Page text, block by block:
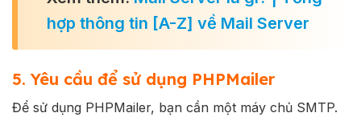
hợp thông tin [A-Z] về Mail Server
5. Yêu cầu để sử dụng PHPMailer
Để sử dụng PHPMailer, bạn cần một máy chủ SMTP.